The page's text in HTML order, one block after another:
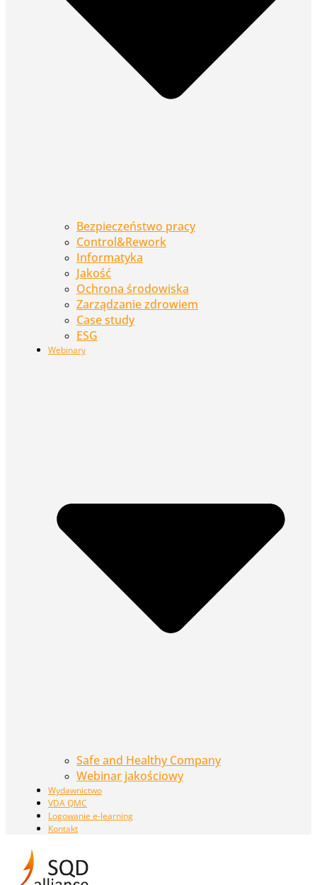
Bezpieczeństwo pracy
Control&Rework
Informatyka
Jakość
Ochrona środowiska
Zarządzanie zdrowiem
Case study
ESG
Webinary
Safe and Healthy Company
Webinar jakościowy
Wydawnictwo
VDA QMC
Logowanie e-learning
Kontakt